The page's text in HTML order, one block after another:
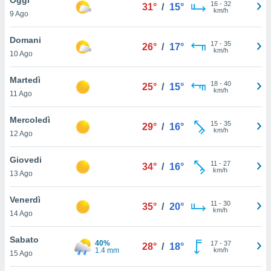
è
al sito
di
ci
di
il
un
la
nella
9 Ago
31° / 15° 16- 32
km/h
Domani
10 Ago
26° / 17° 17- 35
km/h
Martedì
11 Ago
25° / 15° 18- 40
km/h
Mercoledì
12 Ago
29° / 16° 15- 35
km/h
Giovedi
13 Ago
34° / 16° 11 - 27
km/h
Venerdì
14 Ago
35° / 20° 11 - 30
km/h
Sabato
15 Ago
40%
1.4 mm
28° / 18° 17- 37
km/h